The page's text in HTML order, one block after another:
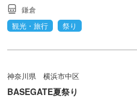
鎌倉
観光・旅行
祭り
神奈川県 横浜市中区
BASEGATE夏祭り